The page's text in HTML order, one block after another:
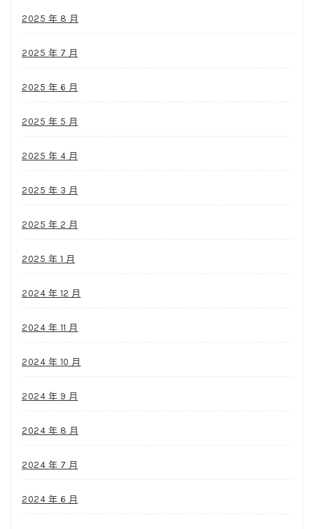
2025 年 8 月
2025 年 7 月
2025 年 6 月
2025 年 5 月
2025 年 4 月
2025 年 3 月
2025 年 2 月
2025 年 1 月
2024 年 12 月
2024 年 11 月
2024 年 10 月
2024 年 9 月
2024 年 8 月
2024 年 7 月
2024 年 6 月